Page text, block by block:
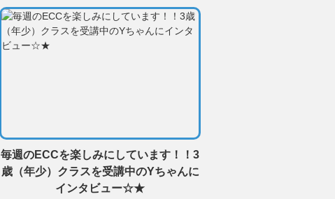
毎週のECCを楽しみにしています！！3
歳（年少）クラスを受講中のYちゃんに
インタビュー☆★